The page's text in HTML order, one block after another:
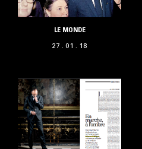
LE MONDE
27 . 01 . 18